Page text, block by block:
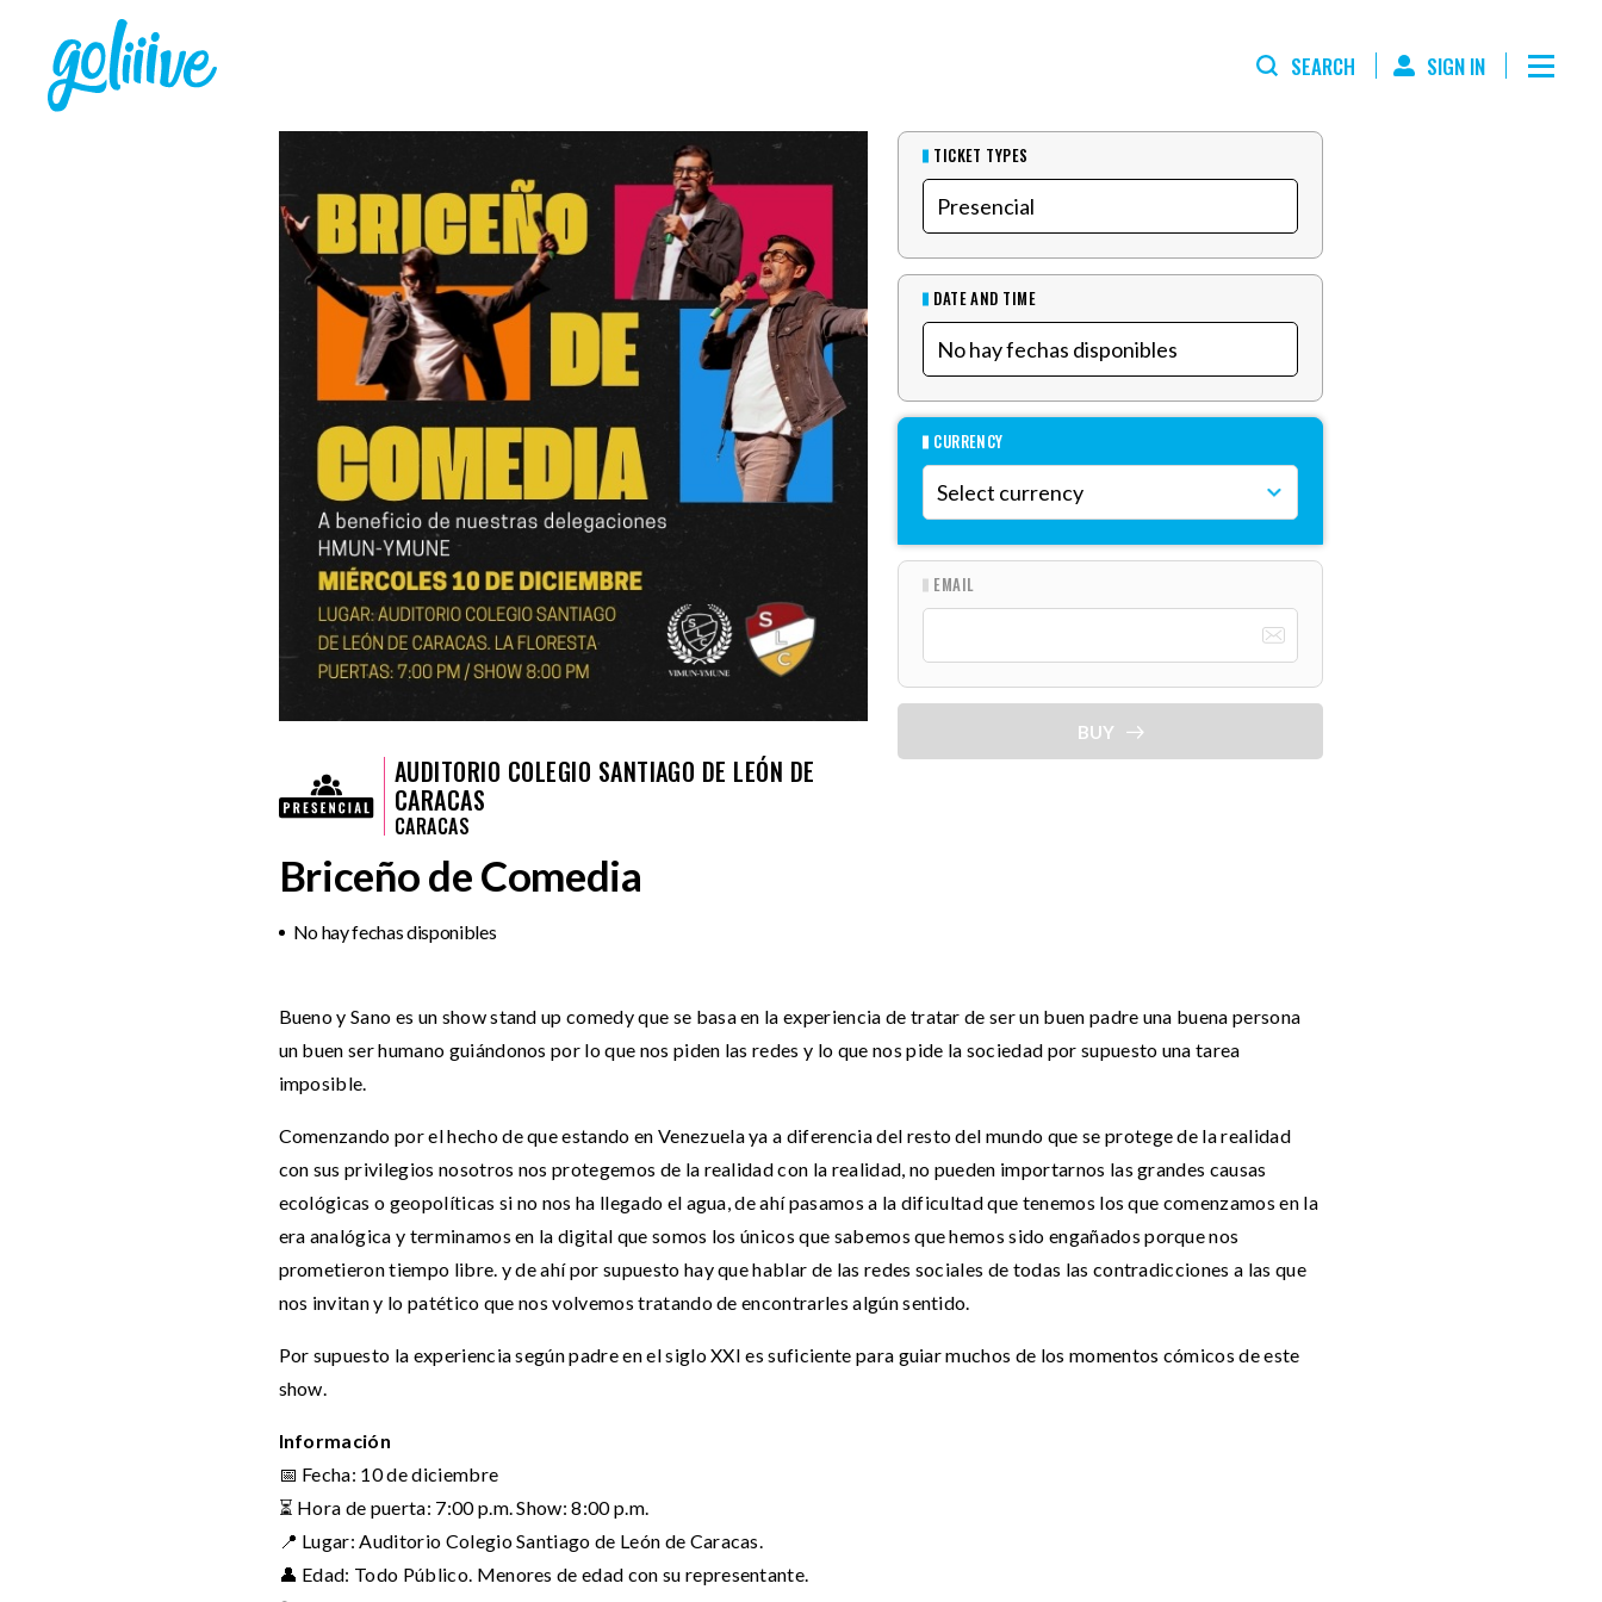
SEARCH SIGN IN
AUDITORIO COLEGIO SANTIAGO DE LEÓN DE
CARACAS
CARACAS
Briceño de Comedia
No hay fechas disponibles
TICKET TYPES
DATE AND TIME
CURRENCY
EMAIL
BUY
Bueno y Sano es un show stand up comedy que se basa en la experiencia de tratar de ser un buen padre una buena persona
un buen ser humano guiándonos por lo que nos piden las redes y lo que nos pide la sociedad por supuesto una tarea
imposible.
Comenzando por el hecho de que estando en Venezuela ya a diferencia del resto del mundo que se protege de la realidad
con sus privilegios nosotros nos protegemos de la realidad con la realidad, no pueden importarnos las grandes causas
ecológicas o geopolíticas si no nos ha llegado el agua, de ahí pasamos a la dificultad que tenemos los que comenzamos en la
era analógica y terminamos en la digital que somos los únicos que sabemos que hemos sido engañados porque nos
prometieron tiempo libre. y de ahí por supuesto hay que hablar de las redes sociales de todas las contradicciones a las que
nos invitan y lo patético que nos volvemos tratando de encontrarles algún sentido.
Por supuesto la experiencia según padre en el siglo XXI es suficiente para guiar muchos de los momentos cómicos de este
show.
Información
📅 Fecha: 10 de diciembre
⏳ Hora de puerta: 7:00 p.m. Show: 8:00 p.m.
📍 Lugar: Auditorio Colegio Santiago de León de Caracas.
👤 Edad: Todo Público. Menores de edad con su representante.